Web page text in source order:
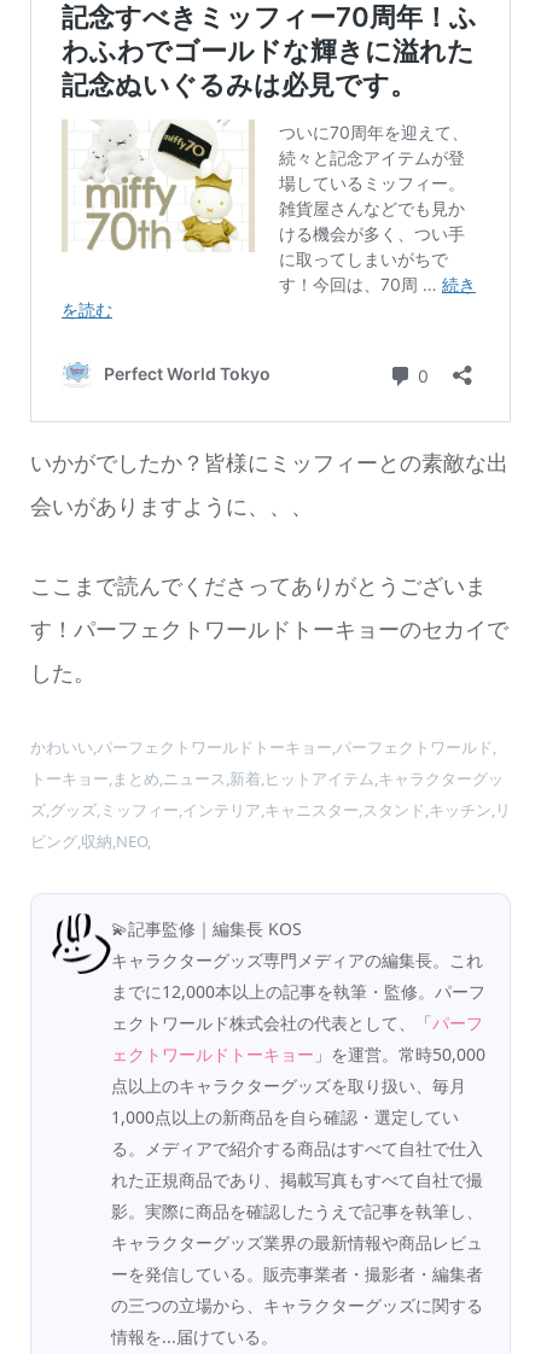
いかがでしたか？皆様にミッフィーとの素敵な出
会いがありますように、、、
ここまで読んでくださってありがとうございま
す！パーフェクトワールドトーキョーのセカイで
した。
かわいい,パーフェクトワールドトーキョー,パーフェクトワールド,
トーキョー,まとめ,ニュース,新着,ヒットアイテム,キャラクターグッ
ズ,グッズ,ミッフィー,インテリア,キャニスター,スタンド,キッチン,リ
ビング,収納,NEO,
💫記事監修｜編集長 KOS
キャラクターグッズ専門メディアの編集長。これ
までに12,000本以上の記事を執筆・監修。パーフ
ェクトワールド株式会社の代表として、「パーフ
ェクトワールドトーキョー 」を運営。常時50,000
点以上のキャラクターグッズを取り扱い、毎月
1,000点以上の新商品を自ら確認・選定してい
る。メディアで紹介する商品はすべて自社で仕入
れた正規商品であり、掲載写真もすべて自社で撮
影。実際に商品を確認したうえで記事を執筆し、
キャラクターグッズ業界の最新情報や商品レビュ
ーを発信している。販売事業者・撮影者・編集者
の三つの立場から、キャラクターグッズに関する
情報を...届けている。